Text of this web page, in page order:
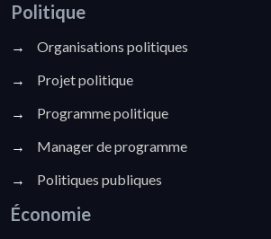
Politique
→
Organisations politiques
→
Projet politique
→
Programme politique
→
Manager de programme
→
Politiques publiques
Économie